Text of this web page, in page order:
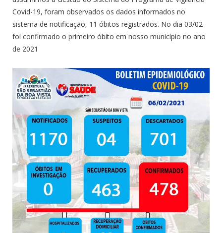
Covid-19, foram observados os dados informados no
sistema de notificação, 11 óbitos registrados. No dia 03/02
foi confirmado o primeiro óbito em nosso município no ano
de 2021